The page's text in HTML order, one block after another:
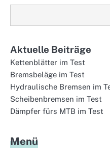
Aktuelle Beiträge
Kettenblätter im Test
Bremsbeläge im Test
Hydraulische Bremsen im
Scheibenbremsen im Test
Dämpfer fürs MTB im Test
Menü